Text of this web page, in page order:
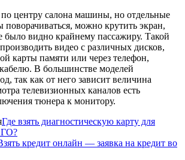
центру салона машины, но отдельные
можно крутить экран,
было видно крайнему пассажиру. Такой
видео с различных дисков,
карты памяти или через телефон,
В большинстве моделей
так как от него зависит величина
телевизионных каналов есть
тюнера к монитору.
Где взять диагностическую карту для
кредит онлайн — заявка на кредит во